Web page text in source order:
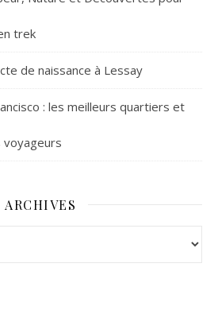
trek
de naissance à Lessay
: les meilleurs quartiers et
voyageurs
ARCHIVES